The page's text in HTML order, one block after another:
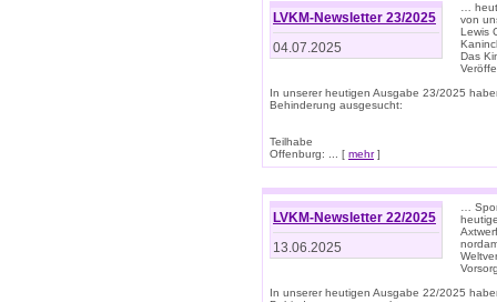
LVKM-Newsletter 23/2025
04.07.2025
…
von
Lewis
Das
In unserer heutigen Ausgabe 23/2025
Behinderung ausgesucht:
Teilhabe
Offenburg: ... [ mehr]
LVKM-Newsletter 22/2025
13.06.2025
…
In unserer heutigen Ausgabe 22/2025